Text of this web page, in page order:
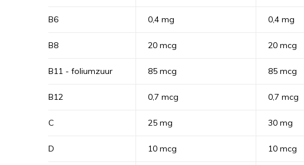
B6 0,4 mg 0,4 mg
B8 20 mcg 20 mcg
B11 - foliumzuur 85 mcg 85 mcg
B12 0,7 mcg 0,7 mcg
C 25 mg 30 mg
D 10 mcg 10 mcg